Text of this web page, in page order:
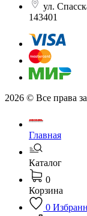
ул.
143401
2026 © Все права
Главная
Каталог
0
Корзина
0